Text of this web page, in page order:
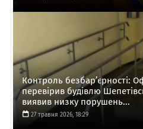
Контроль безбар’єрності:
перевірив будівлю
виявив низку порушень...
27 травня 2026, 18:29